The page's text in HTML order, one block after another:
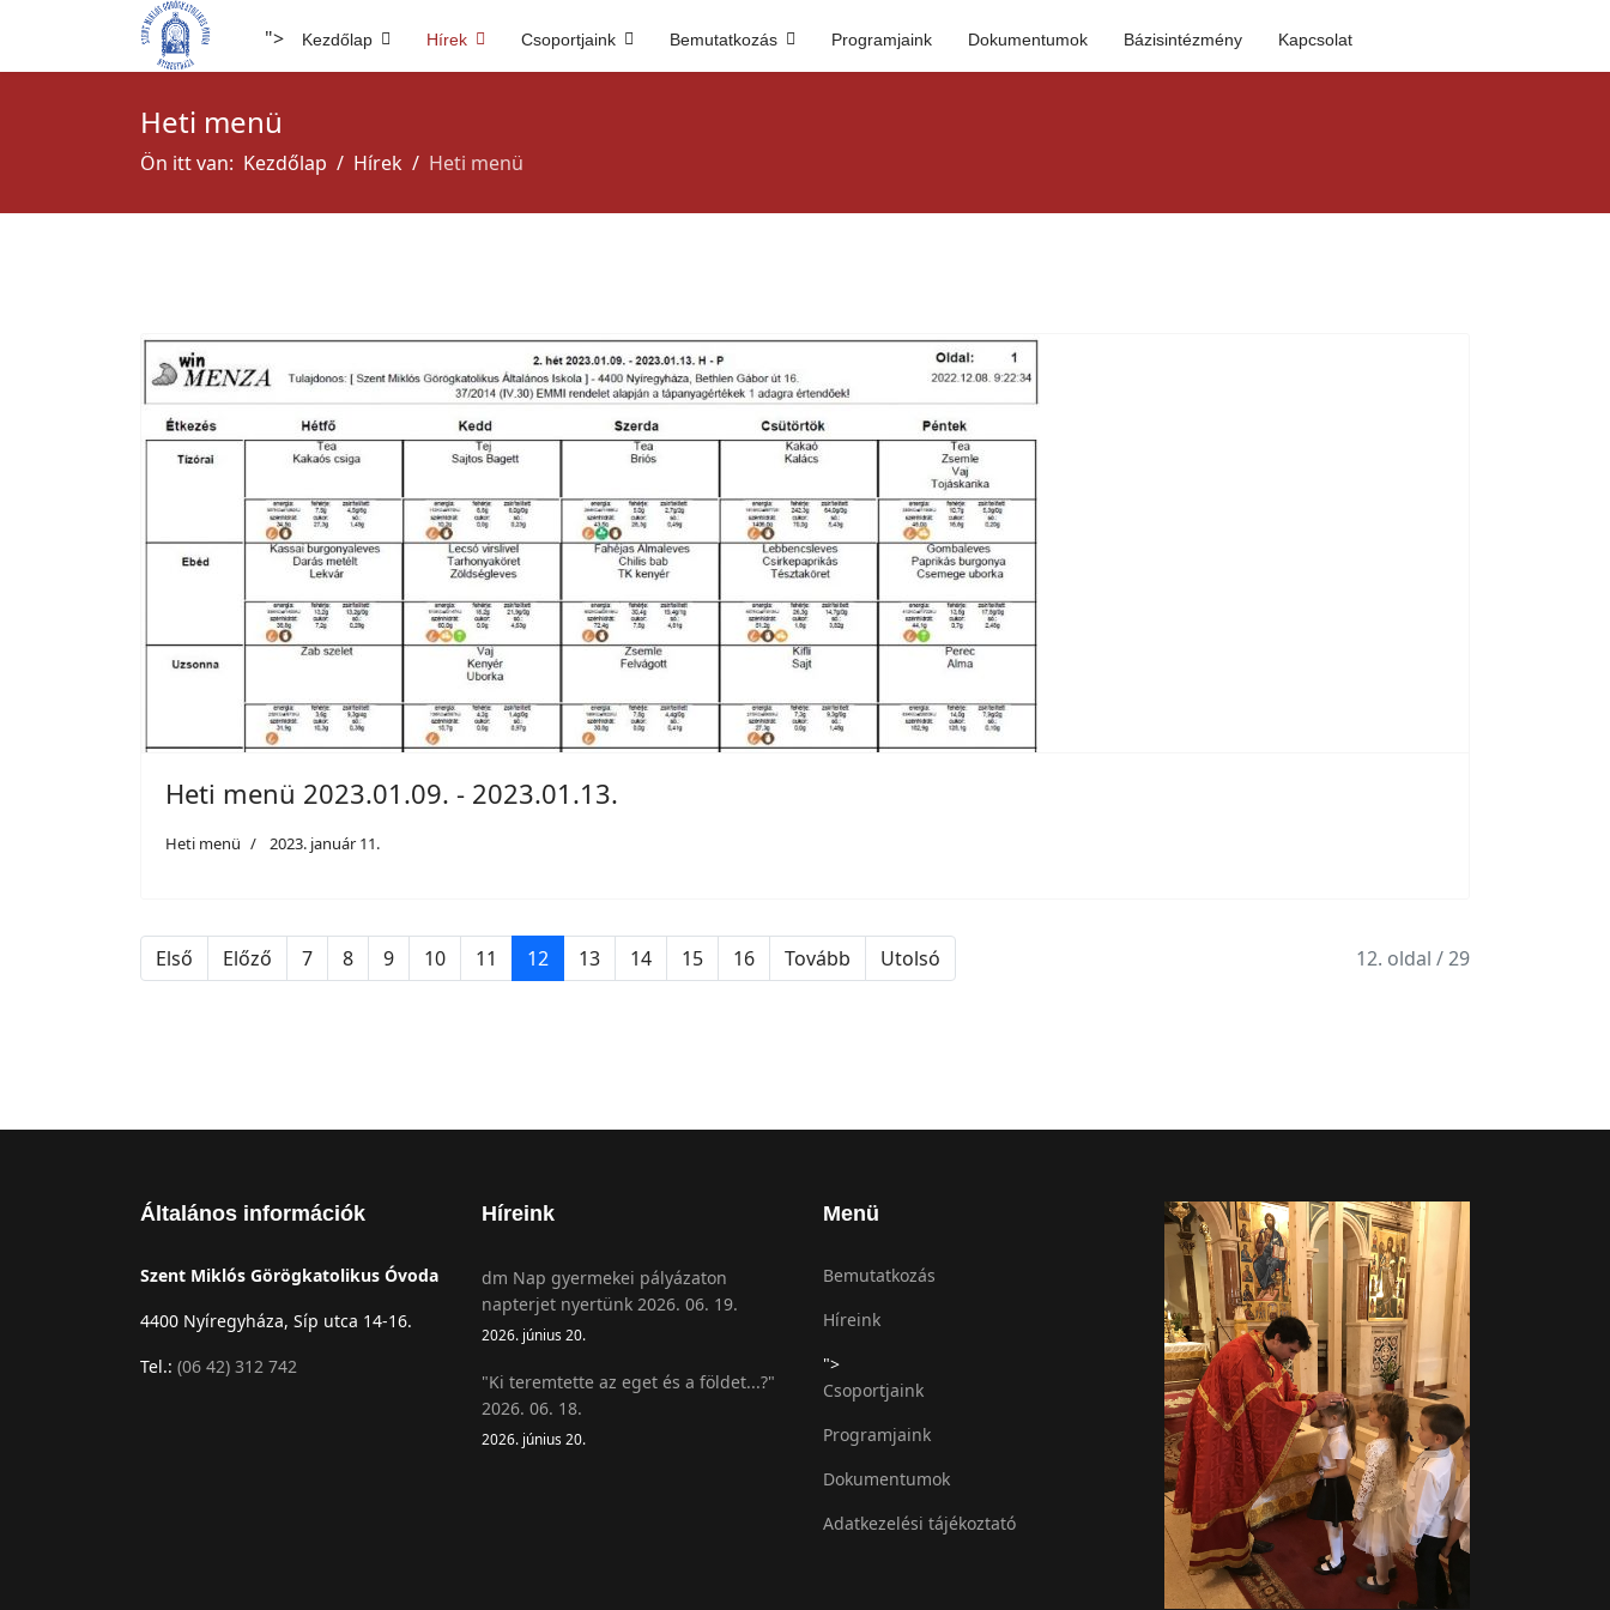
"> Kezdőlap Hírek Csoportjaink Bemutatkozás Programjaink Dokumentumok Bázisintézmény Kapcsolat
Heti menü
Ön itt van: Kezdőlap Hírek Heti menü
Heti menü 2023.01.09. - 2023.01.13.
Heti menü 2023. január 11.
Első Előző 7 8 9 10 11 12 13 14 15 16 Tovább Utolsó 12. oldal / 29
Általános információk
Szent Miklós Görögkatolikus Óvoda
4400 Nyíregyháza, Síp utca 14-16.
Tel.: (06 42) 312 742
Híreink
dm Nap gyermekei pályázaton
napterjet nyertünk 2026. 06. 19.
2026. június 20.
"Ki teremtette az eget és a földet...?"
2026. 06. 18.
2026. június 20.
Menü
Bemutatkozás
Híreink
">
Csoportjaink
Programjaink
Dokumentumok
Adatkezelési tájékoztató